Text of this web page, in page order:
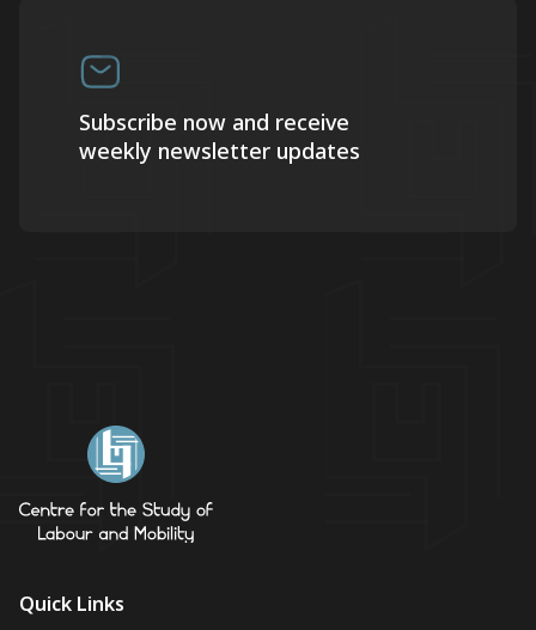
Subscribe now and receive
weekly newsletter updates
Quick Links